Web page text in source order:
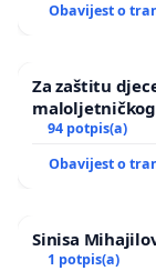
Obavijest o
Za zaštitu
94 potpis(a)
Obavijest o
Sinisa
1 potpis(a)